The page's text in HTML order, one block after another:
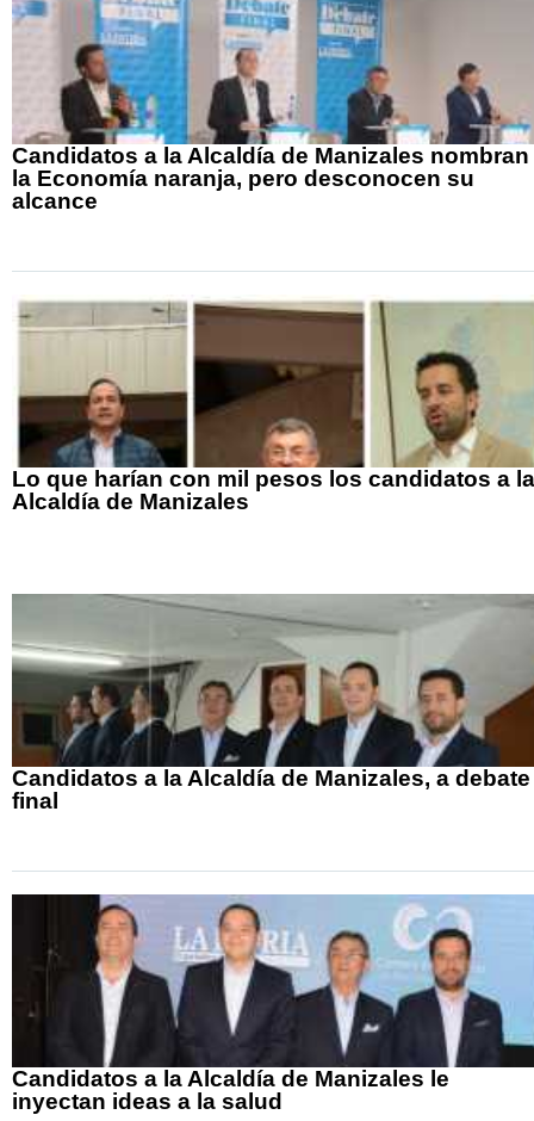
Candidatos a la Alcaldía de Manizales nombran
la Economía naranja, pero desconocen su
alcance
Lo que harían con mil pesos los candidatos a la
Alcaldía de Manizales
Candidatos a la Alcaldía de Manizales, a debate
final
Candidatos a la Alcaldía de Manizales le
inyectan ideas a la salud